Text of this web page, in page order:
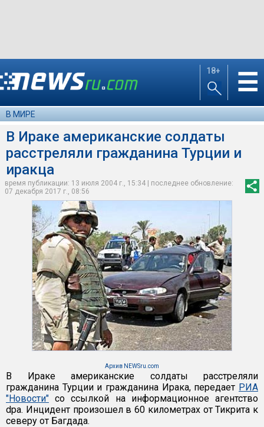
18+ ☰
В МИРЕ
В Ираке американские солдаты
расстреляли гражданина Турции и
иракца
время публикации: 13 июля 2004 г., 15:34 | последнее обновление:
07 декабря 2017 г., 08:56
Архив NEWSru.com
В Ираке американские солдаты расстреляли
гражданина Турции и гражданина Ирака, передает РИА
"Новости" со ссылкой на информационное агентство
dpa. Инцидент произошел в 60 километрах от Тикрита к
северу от Багдада.